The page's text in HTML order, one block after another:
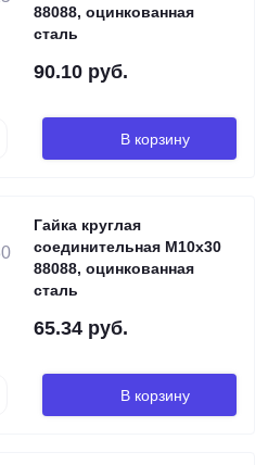
88088, оцинкованная
сталь
90.10 руб.
В корзину
Гайка круглая
соединительная М10х30
88088, оцинкованная
сталь
65.34 руб.
В корзину